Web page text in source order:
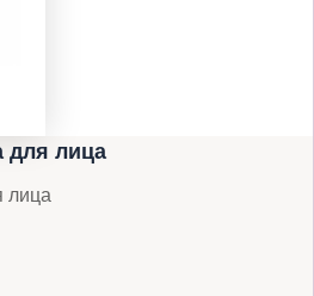
для лица
лица